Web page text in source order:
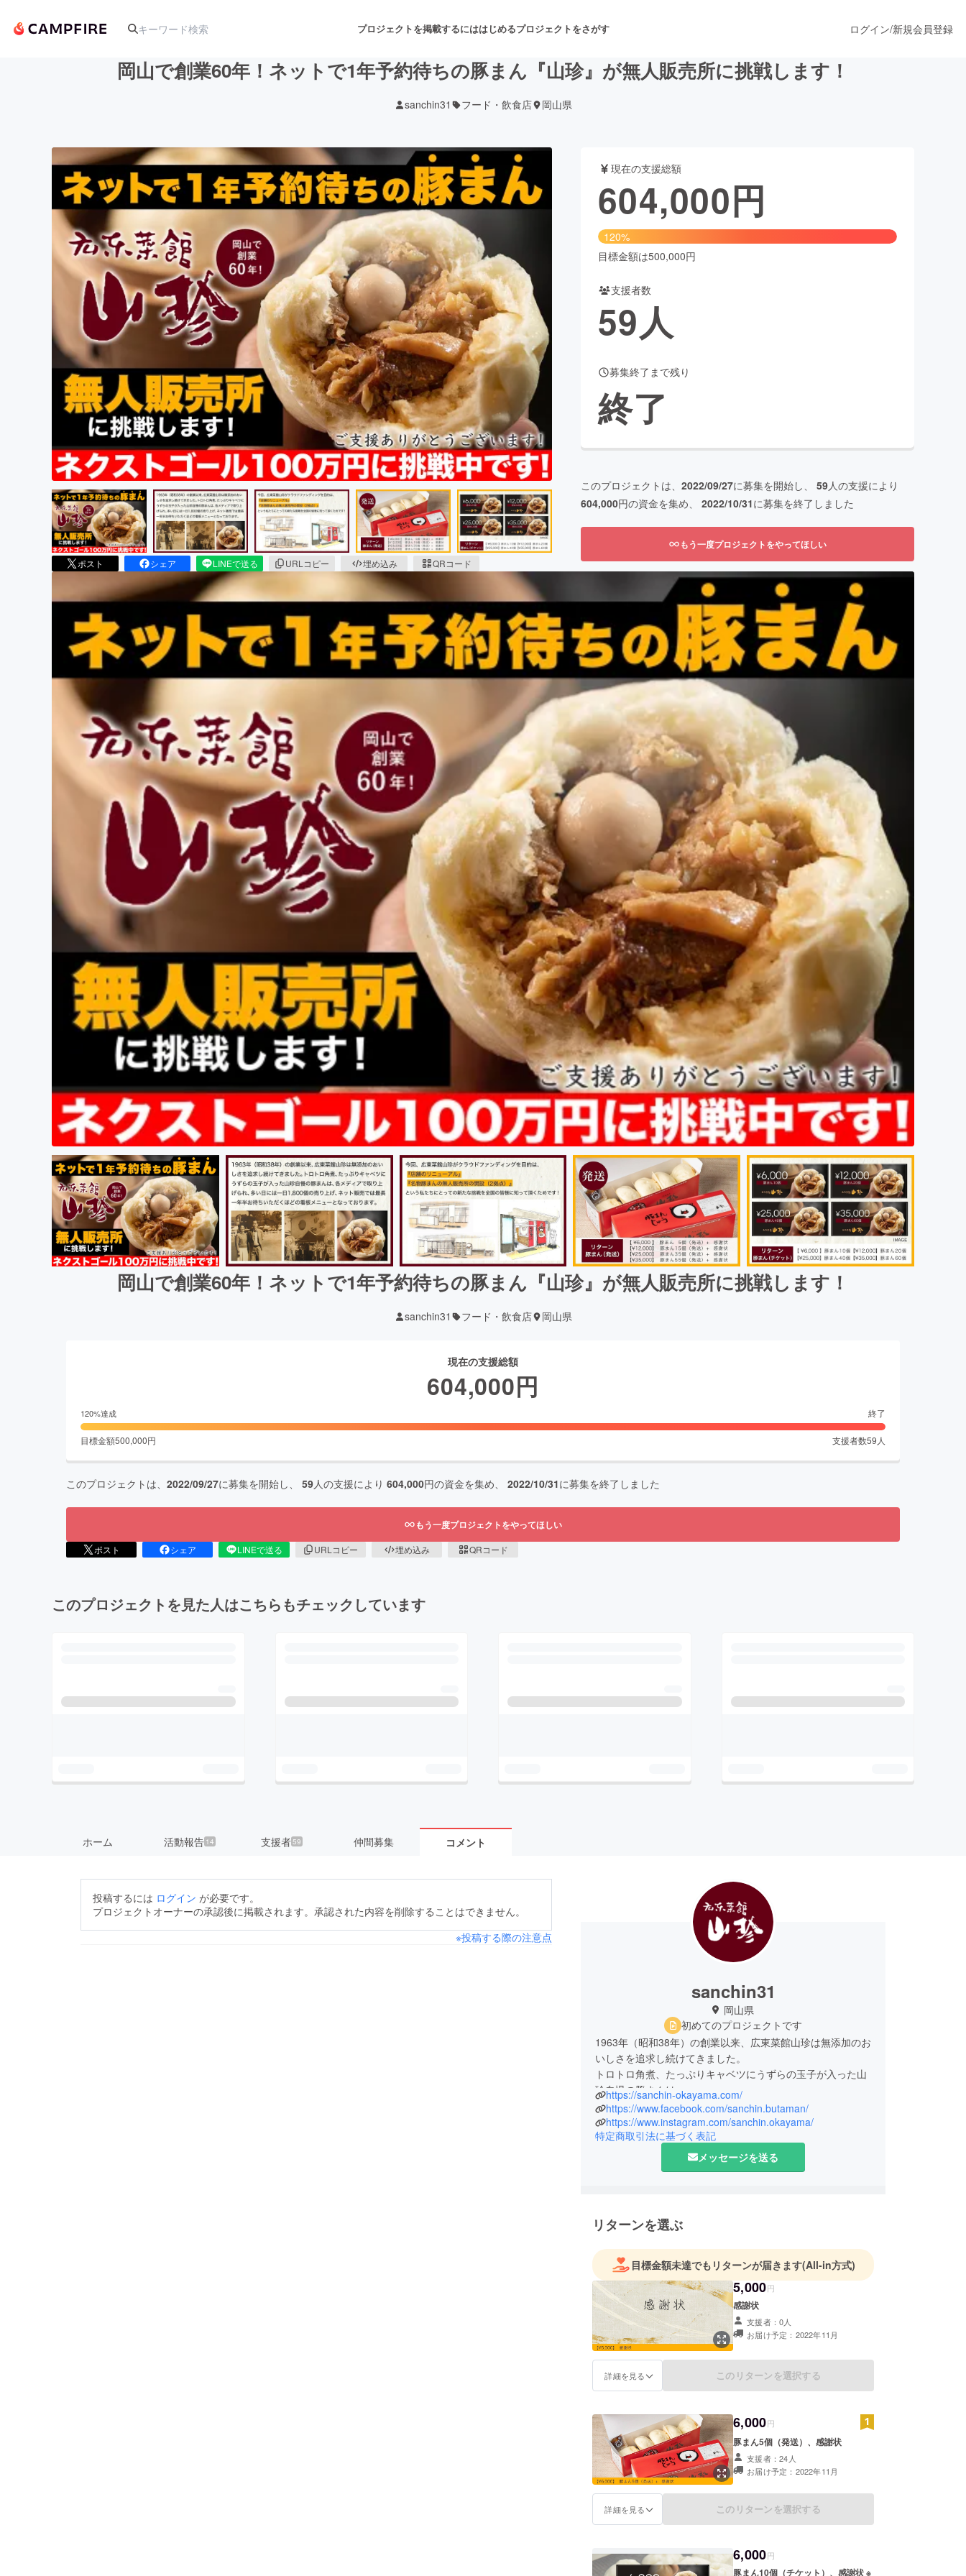
プロジェクトを掲載するにははじめるプロジェクトをさがす
アート・写真 音楽 舞台・パフォーマンス
テクノロジー・ガジェット ゲーム・サービス開発 ファッション
映像・映画 書籍・雑誌出版
ビジネス・起業 チャレンジ ビューティー・ヘルスケア
まちづくり・地域活性化
CAMPFIRE for Social GoodCAMPFIRE Creation
CAMPFIREふるさと納税
machi-yaコミュニティ
ログイン/新規会員登録
岡山で創業60年！ネットで1年予約待ちの豚まん『山珍』が無人販売所に挑戦します！
sanchin31 フード・飲食店 岡山県
ポスト シェア LINEで送る URLコピー 埋め込み QRコード
現在の支援総額
604,000円
120%
目標金額は500,000円
支援者数
59人
募集終了まで残り
終了
このプロジェクトは、 2022/09/27に募集を開始し、 59人の支援により
604,000円の資金を集め、 2022/10/31に募集を終了しました
もう一度プロジェクトをやってほしい
岡山で創業60年！ネットで1年予約待ちの豚まん『山珍』が無人販売所に挑戦します！
sanchin31 フード・飲食店 岡山県
現在の支援総額
604,000円
120%達成 終了
目標金額500,000円 支援者数59 人
このプロジェクトは、 2022/09/27に募集を開始し、 59人の支援により 604,000円の資金を集め、 2022/10/31に募集を終了しました
もう一度プロジェクトをやってほしい
ポスト シェア LINEで送る URLコピー 埋め込み QRコード
このプロジェクトを見た人はこちらもチェックしています
ホーム 活動報告 14 支援者59 仲間募集 コメント
投稿するには ログイン が必要です。
プロジェクトオーナーの承認後に掲載されます。承認された内容を削除することはできません。
※投稿する際の注意点
sanchin31
岡山県
初めてのプロジェクトです
1963年（昭和38年）の創業以来、広東菜館山珍は無添加のお
いしさを追求し続けてきました。
トロトロ角煮、たっぷりキャベツにうずらの玉子が入った山
珍自慢の豚まんは、
各メディアで取り上げられ、多い日には一日1,800個の売り
上げ、
ネット販売では最長一年半お待ちいただくほどの看板メ
ニューとなっております。
是非職人の手作りによる伝統の味をご賞味ください。
https://sanchin-okayama.com/
https://www.facebook.com/sanchin.butaman/
https://www.instagram.com/sanchin.okayama/
特定商取引法に基づく表記
メッセージを送る
リターンを選ぶ
目標金額未達でもリターンが届きます(All-in方式)
5,000円
感謝状
支援者：0人
お届け予定：2022年11月
詳細を見る このリターンを選択する
6,000円
豚まん5個（発送）、感謝状
支援者：24人
お届け予定：2022年11月
詳細を見る このリターンを選択する
6,000円
豚まん10個（チケット）、感謝状 ※